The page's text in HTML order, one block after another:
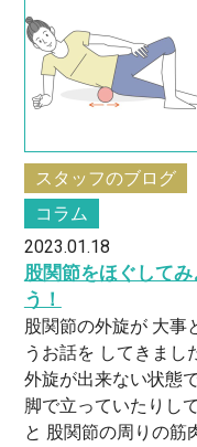
スタッフのブログ
コラム
2023.01.18
股関節をほぐしてみ
う！
股関節の外旋が 大事
うお話を してきまし
外旋が出来ない状態
脚で立っていたりし
と 股関節の周りの筋